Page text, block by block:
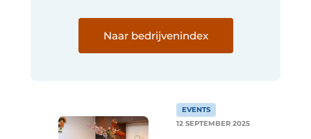
Naar bedrijvenindex
EVENTS
12 SEPTEMBER 2025